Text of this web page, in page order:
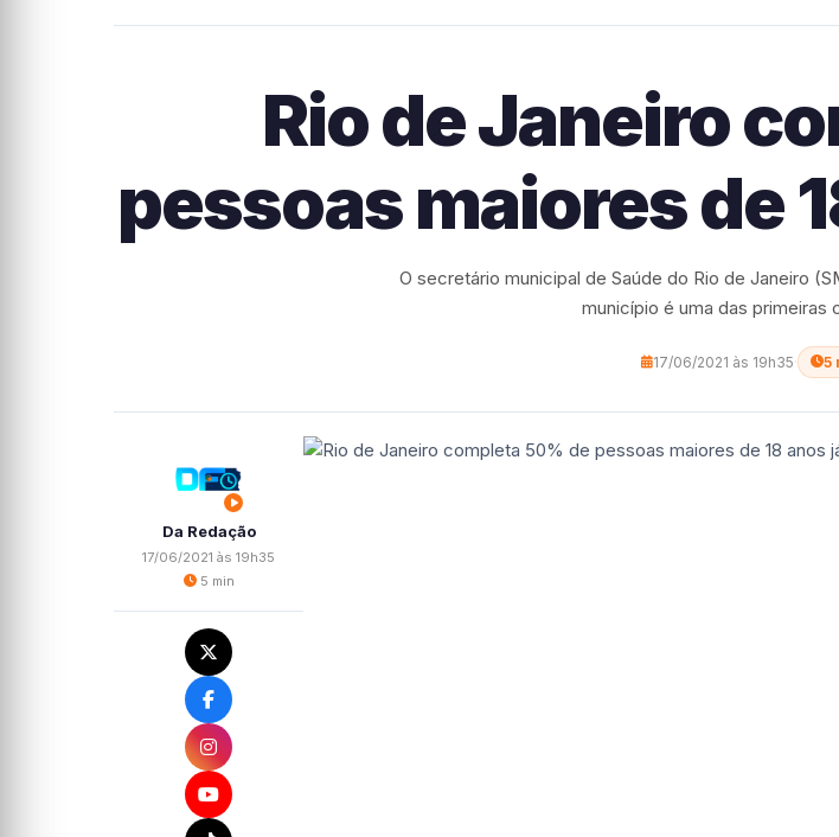
Rio de Janeiro
pessoas maiores de
O secretário municipal de Saúde do Rio de Janeiro
município é uma das primeiras
17/06/2021 às 19h35· 5
Da Redação
17/06/2021 às 19h35
5 min